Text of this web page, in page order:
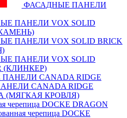
ФАСАДНЫЕ ПАНЕЛИ
ПАНЕЛИ VOX SOLID
ПАНЕЛИ VOX SOLID BRICK
ПАНЕЛИ VOX SOLID
(КЛИНКЕР)
CANADA RIDGE
(МЯГКАЯ КРОВЛЯ)
черепица DOCKE DRAGON
черепица DOCKE